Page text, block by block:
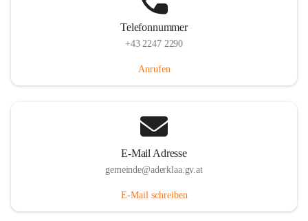
Telefonnummer
+43 2247 2290
Anrufen
E-Mail Adresse
gemeinde@aderklaa.gv.at
E-Mail schreiben